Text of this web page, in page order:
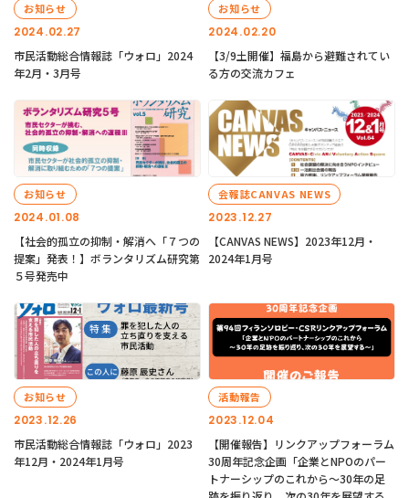
2024.02.27
お知らせ
市民活動総合情報誌「ウォロ」2024
年2月・3月号
2024.02.20
お知らせ
【3/9土開催】福島から避難されてい
る方の交流カフェ
2024.01.08
お知らせ
【社会的孤立の抑制・解消へ「７つの
提案」発表！】ボランタリズム研究第
５号発売中
2023.12.27
会報誌CANVAS NEWS
【CANVAS NEWS】2023年12月・
2024年1月号
2023.12.26
お知らせ
市民活動総合情報誌「ウォロ」2023
年12月・2024年1月号
2023.12.04
活動報告
【開催報告】リンクアップフォーラム
30周年記念企画「企業とNPOのパー
トナーシップのこれから～30年の足